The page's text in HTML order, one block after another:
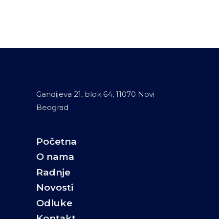
Gandijeva 21, blok 64, 11070 Novi
Beograd
Početna
O nama
Radnje
Novosti
Odluke